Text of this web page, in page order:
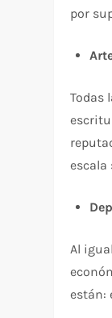
por
Todas
escala
Al
están: